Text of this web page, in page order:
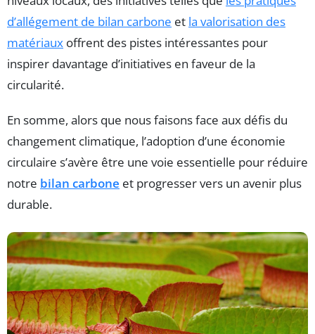
d’allégement de bilan carbone et la valorisation des
matériaux offrent des pistes intéressantes pour
inspirer davantage d’initiatives en faveur de la
circularité.
En somme, alors que nous faisons face aux défis du
changement climatique, l’adoption d’une économie
circulaire s’avère être une voie essentielle pour réduire
notre bilan carbone et progresser vers un avenir plus
durable.